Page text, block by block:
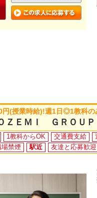
(授業時給)!週1日◎1教科の
ＺＥＭＩ ＧＲＯＵ
1教科からOK 交通費支給
場禁煙 駅近 友達と応募歓迎